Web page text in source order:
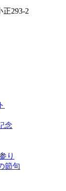
293-2
念
り
節句